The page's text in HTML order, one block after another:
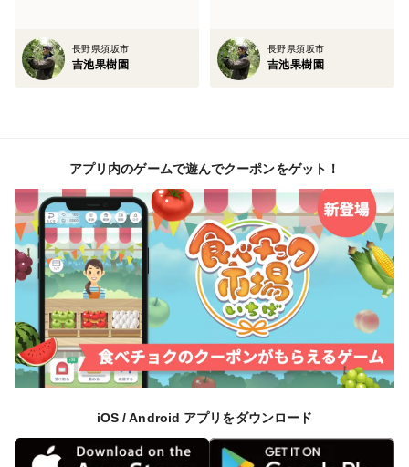
長野県須坂市
吉池果樹園
長野県須坂市
吉池果樹園
アプリ内のゲームで遊んでクーポンをゲット！
iOS / Android アプリをダウンロード